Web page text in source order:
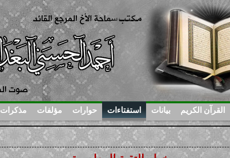
القرآن الكريم بيانات استفتاءات حوارات مؤلفات مذكرات